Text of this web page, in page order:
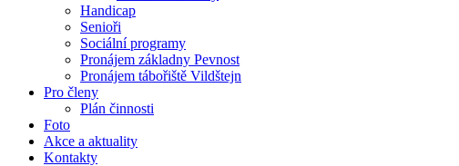
Handicap
Senioři
Sociální programy
Pronájem základny Pevnost
Pronájem tábořiště Vildštejn
Pro členy
Plán činnosti
Foto
Akce a aktuality
Kontakty